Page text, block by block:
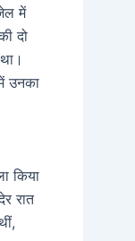
में
दो
उनका
किया
रात